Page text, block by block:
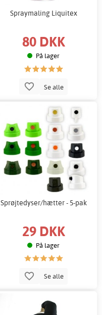
Spraymaling Liquitex
80 DKK
På lager
Se alle
Sprøjtedyser/hætter - 5-pak
29 DKK
På lager
Se alle